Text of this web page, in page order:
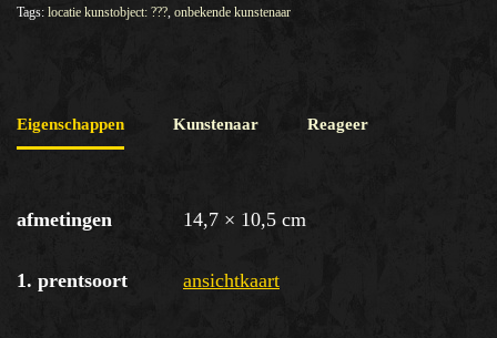
Tags: locatie kunstobject: ???, onbekende kunstenaar
Eigenschappen Kunstenaar Reageer
afmetingen 14,7 × 10,5 cm
1. prentsoort ansichtkaart